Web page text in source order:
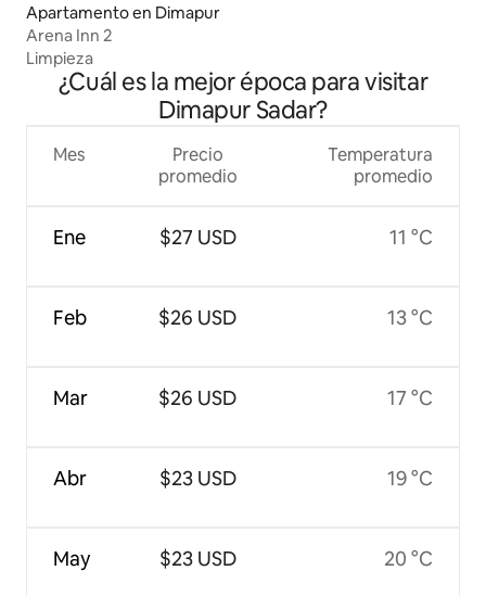
Apartamento en Dimapur
Arena Inn 2
Limpieza
¿Cuál es la mejor época para visitar
Dimapur Sadar?
Mes
Ene
Feb
Mar
Abr
May
Precio
promedio
$27 USD
$26 USD
$26 USD
$23 USD
$23 USD
Temperatura
promedio
11 °C
13 °C
17 °C
19 °C
20 °C